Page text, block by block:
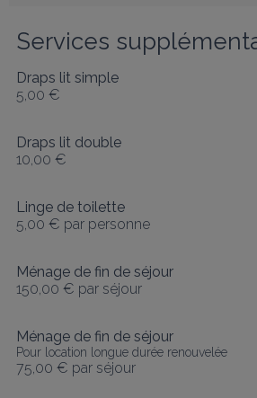
Services
Draps lit simple
5,00 €
Draps lit double
10,00 €
Linge de toilette
5,00 € par personne
Ménage de fin de séjour
150,00 € par séjour
Ménage de fin de séjour
Pour location longue durée renouvelée
75,00 € par séjour